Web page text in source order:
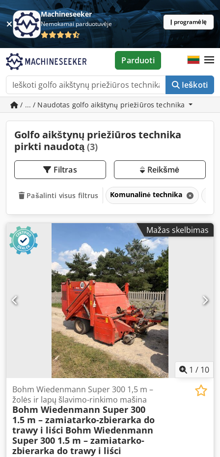
Machineseeker
Nemokamai parduotuvėje Į programėlę
Ieškoti
Parduoti
/ ... / Naudotas golfo aikštynų priežiūros technika
Golfo aikštynų priežiūros technika
pirkti naudotą(3)
Filtras Reikšmė
Pašalinti visus filtrus Komunalinė technika
Mažas skelbimas
1 / 10
Bohm Wiedenmann Super 300 1,5 m –
žolės ir lapų šlavimo-rinkimo mašina
Bohm Wiedenmann Super 300
1.5 m – zamiatarko-zbierarka do
trawy i liści Bohm Wiedenmann
Super 300 1.5 m – zamiatarko-
zbierarka do trawy i liści